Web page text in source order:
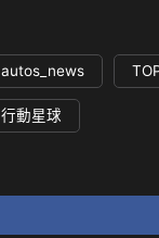
autos_news
行動星球